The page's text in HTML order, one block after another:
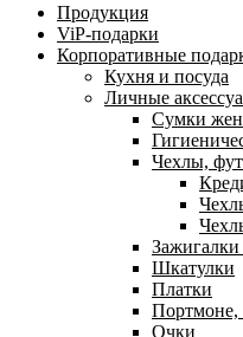
Продукция
ViP-подарки
Корпоративные
Кухня и посуда
Личные
Сумки
Чехлы,
Шкатулки
Платки
Очки